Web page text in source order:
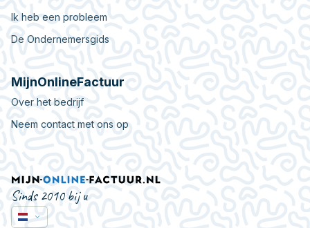
Ik heb een probleem
De Ondernemersgids
MijnOnlineFactuur
Over het bedrijf
Neem contact met ons op
Sinds 2010 bij u